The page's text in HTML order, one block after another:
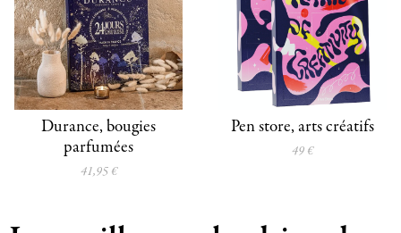
Durance, bougies
parfumées
41,95 €
Pen store, arts créatifs
49 €